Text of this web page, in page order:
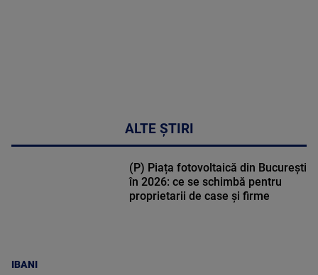
ALTE ȘTIRI
IBANI
(P) Piața fotovoltaică din București
în 2026: ce se schimbă pentru
proprietarii de case și firme